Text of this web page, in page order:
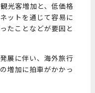
光客増加と、低価格
ットを通じて容易に
たことなどが要因と
展に伴い、海外旅行
増加に拍車がかかっ